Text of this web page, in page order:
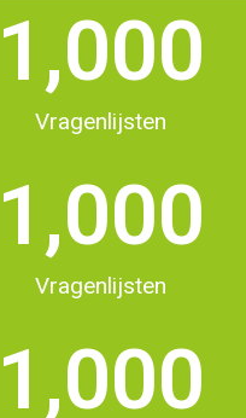
Vragenlijsten
1,000
Vragenlijsten
1,000
1,000